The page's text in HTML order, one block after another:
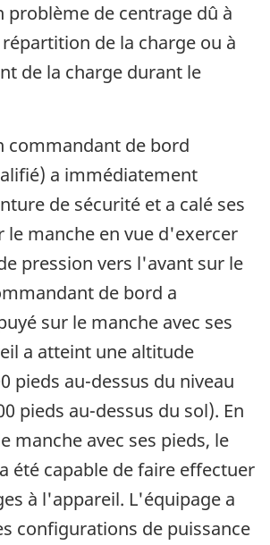
de centrage dû à
de la charge ou à
de la charge durant le
commandant de bord
a immédiatement
de sécurité et a calé ses
le manche en vue d'exercer
pression vers l'avant sur le
de bord a
sur le manche avec ses
a atteint une altitude
pieds au-dessus du niveau
pieds au-dessus du sol). En
manche avec ses pieds, le
été capable de faire effectuer
à l'appareil. L'équipage a
configurations de puissance